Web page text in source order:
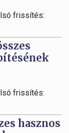
frissítés:
frissítés:
hasznos